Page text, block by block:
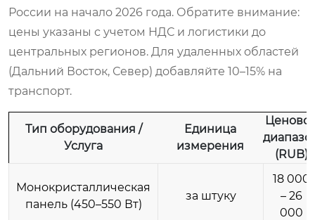
России на начало 2026 года. Обратите внимание:
цены указаны с учетом НДС и логистики до
центральных регионов. Для удаленных областей
(Дальний Восток, Север) добавляйте 10–15% на
транспорт.
Тип оборудования /
Услуга
Единица
измерения
(RUB)
Монокристаллическая
панель (450–550 Вт)
за штуку
18 000
– 26
000